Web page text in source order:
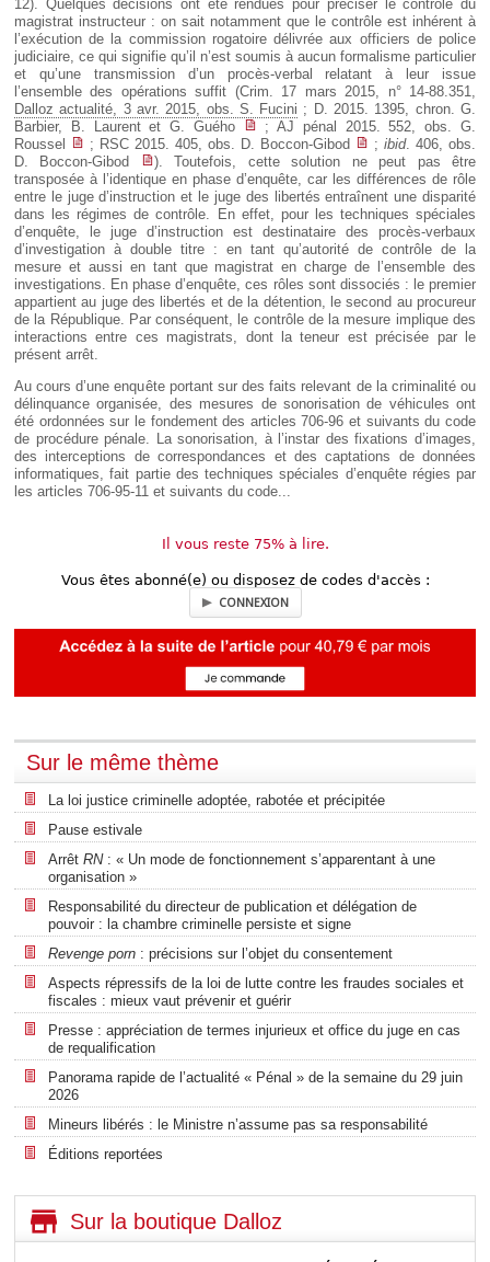
12). Quelques décisions ont été rendues pour préciser le contrôle du
magistrat instructeur : on sait notamment que le contrôle est inhérent à
l’exécution de la commission rogatoire délivrée aux officiers de police
judiciaire, ce qui signifie qu’il n’est soumis à aucun formalisme particulier
et qu’une transmission d’un procès-verbal relatant à leur issue
l’ensemble des opérations suffit (Crim. 17 mars 2015, n° 14-88.351,
Dalloz actualité, 3 avr. 2015, obs. S. Fucini ; D. 2015. 1395, chron. G.
Barbier, B. Laurent et G. Guého
; AJ pénal 2015. 552, obs. G.
Roussel
; RSC 2015. 405, obs. D. Boccon-Gibod ; ibid. 406, obs.
D. Boccon-Gibod
). Toutefois, cette solution ne peut pas être
transposée à l’identique en phase d’enquête, car les différences de rôle
entre le juge d’instruction et le juge des libertés entraînent une disparité
dans les régimes de contrôle. En effet, pour les techniques spéciales
d’enquête, le juge d’instruction est destinataire des procès-verbaux
d’investigation à double titre : en tant qu’autorité de contrôle de la
mesure et aussi en tant que magistrat en charge de l’ensemble des
investigations. En phase d’enquête, ces rôles sont dissociés : le premier
appartient au juge des libertés et de la détention, le second au procureur
de la République. Par conséquent, le contrôle de la mesure implique des
interactions entre ces magistrats, dont la teneur est précisée par le
présent arrêt.
Au cours d’une enquête portant sur des faits relevant de la criminalité ou
délinquance organisée, des mesures de sonorisation de véhicules ont
été ordonnées sur le fondement des articles 706-96 et suivants du code
de procédure pénale. La sonorisation, à l’instar des fixations d’images,
des interceptions de correspondances et des captations de données
informatiques, fait partie des techniques spéciales d’enquête régies par
les articles 706-95-11 et suivants du code...
Il vous reste 75% à lire.
Vous êtes abonné(e) ou disposez de codes d'accès :
CONNEXION
Sur le même thème
La loi justice criminelle adoptée, rabotée et précipitée
Pause estivale
Arrêt RN: « Un mode de fonctionnement s’apparentant à une
organisation »
Responsabilité du directeur de publication et délégation de
pouvoir : la chambre criminelle persiste et signe
Revenge porn : précisions sur l’objet du consentement
Aspects répressifs de la loi de lutte contre les fraudes sociales et
fiscales : mieux vaut prévenir et guérir
Presse : appréciation de termes injurieux et office du juge en cas
de requalification
Panorama rapide de l’actualité « Pénal » de la semaine du 29 juin
2026
Mineurs libérés : le Ministre n’assume pas sa responsabilité
Éditions reportées
Sur la boutique Dalloz